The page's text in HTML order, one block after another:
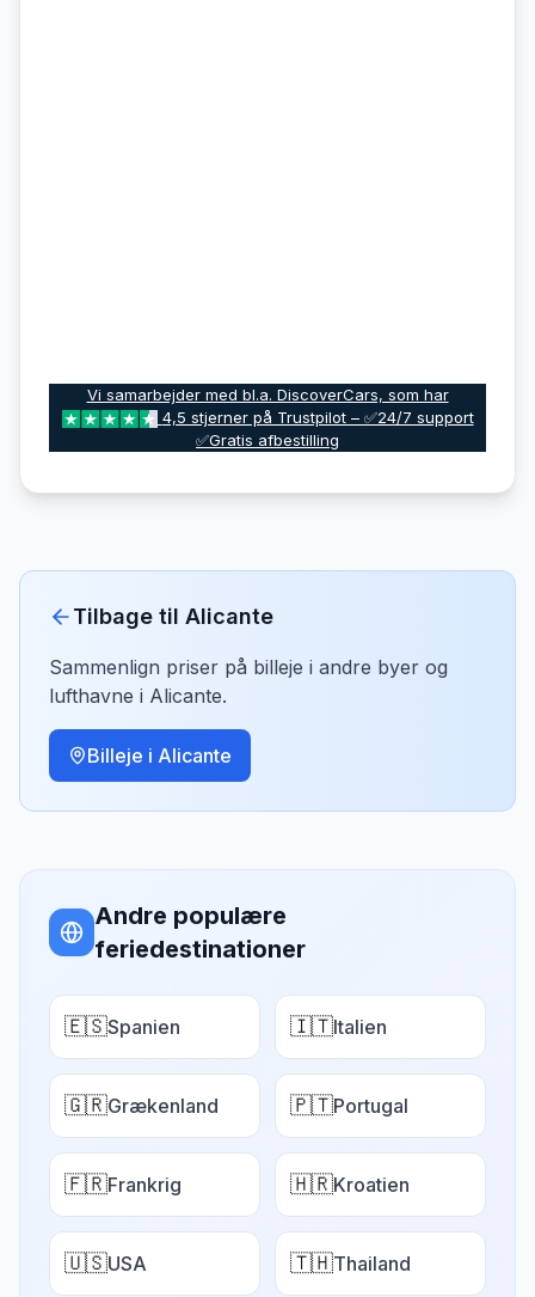
Vi samarbejder med bl.a. DiscoverCars, som har
4,5 stjerner på Trustpilot – ✅24/7 support
✅Gratis afbestilling
Tilbage til Alicante
Sammenlign priser på billeje i andre byer og
lufthavne i Alicante.
Billeje i Alicante
Andre populære
feriedestinationer
🇪🇸Spanien 🇮🇹Italien
🇬🇷Grækenland 🇵🇹Portugal
🇫🇷Frankrig 🇭🇷Kroatien
🇺🇸USA 🇹🇭Thailand